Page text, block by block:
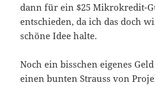
dann für ein $25 Mikrokredit-
entschieden, da ich das doch
schöne Idee halte.
Noch ein bisschen eigenes
einen bunten Strauss von